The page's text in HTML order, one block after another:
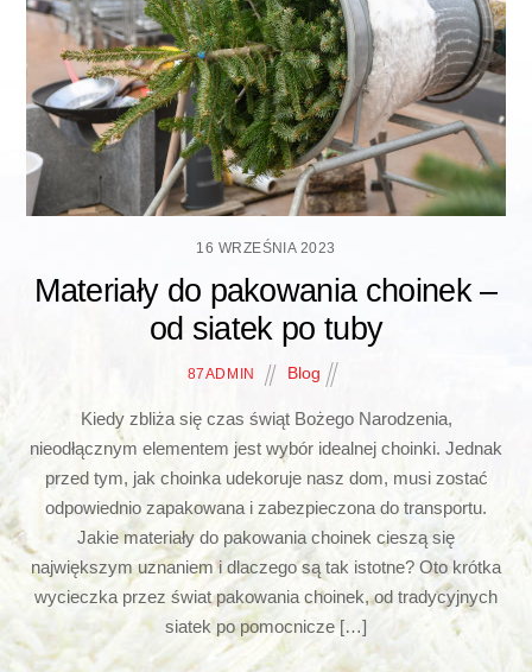
16 WRZEŚNIA 2023
Materiały do pakowania choinek –
od siatek po tuby
87ADMIN Blog
Kiedy zbliża się czas świąt Bożego Narodzenia,
nieodłącznym elementem jest wybór idealnej choinki. Jednak
przed tym, jak choinka udekoruje nasz dom, musi zostać
odpowiednio zapakowana i zabezpieczona do transportu.
Jakie materiały do pakowania choinek cieszą się
największym uznaniem i dlaczego są tak istotne? Oto krótka
wycieczka przez świat pakowania choinek, od tradycyjnych
siatek po pomocnicze […]